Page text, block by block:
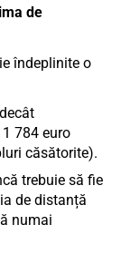
de
îndeplinite o
784 euro
căsătorite).
trebuie să fie
de distanță
numai